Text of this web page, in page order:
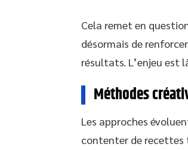
Cela remet en
désormais de
résultats. L’enjeu est
Méthodes
Les approches
contenter de recettes